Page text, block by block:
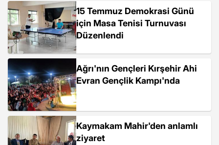
15 Temmuz Demokrasi Günü
için Masa Tenisi Turnuvası
Düzenlendi
Ağrı'nın Gençleri Kırşehir Ahi
Evran Gençlik Kampı'nda
Kaymakam Mahir'den anlamlı
ziyaret